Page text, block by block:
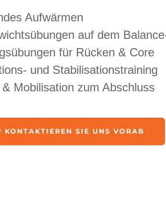
Aufwärmen
auf dem
für Rücken & Core
und Stabilisationstraining
Mobilisation zum Abschluss
KONTAKTIEREN SIE UNS VORAB